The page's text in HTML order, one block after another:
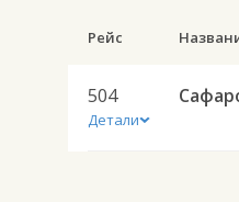
Рейс
504
Детали